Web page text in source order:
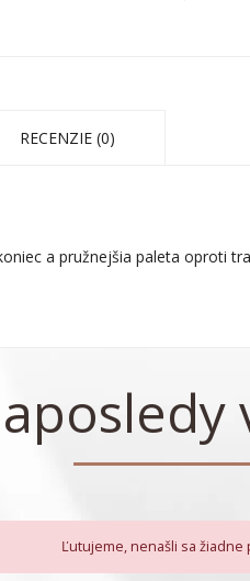
RECENZIE (0)
a pružnejšia paleta oproti
Ľutujeme, nenašli sa žiadne